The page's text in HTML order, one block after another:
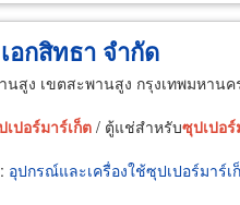
อกสิทธา จำกัด
นสูง เขตสะพานสูง กรุงเทพมหานค
เปอร์มาร์เก็ต / ตู้แช่สำหรับซุปเปอร์
: อุปกรณ์และเครื่องใช้ซุปเปอร์มาร์เ